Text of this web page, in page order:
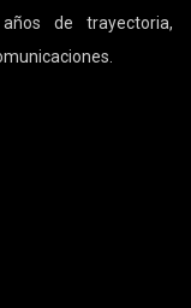
de trayectoria,